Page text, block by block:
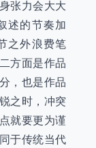
张力会大大
述的节奏加
之外浪费笔
方面是作品
，也是作品
之时，冲突
就要更为谨
于传统当代